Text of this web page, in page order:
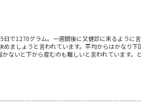
日で1270グラム。一週間後に又健診に来るように
めましょうと言われています。平均からはかなり
ないと下から産むのも難しいと言われています